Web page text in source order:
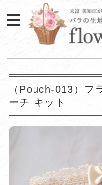
（Pouch-013）フ
ーチ キット